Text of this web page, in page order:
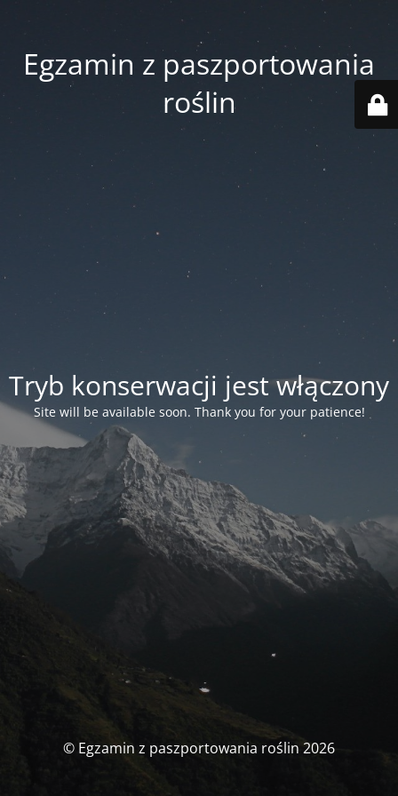
Egzamin z paszportowania
roślin
Tryb konserwacji jest włączony
Site will be available soon. Thank you for your patience!
© Egzamin z paszportowania roślin 2026